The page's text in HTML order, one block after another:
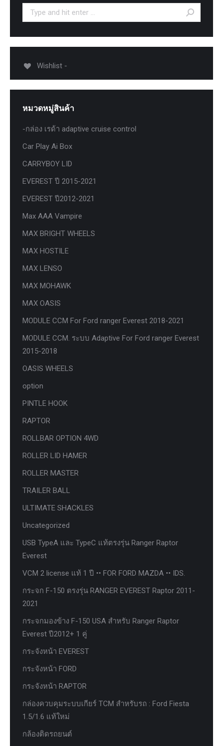
Search:
Wishlist -
หมวดหมู่สินค้า
-กล่อง เรด้า adaptive cruise control
Car Play Ai Box
CARRYBOY LID
EVEREST ปี 2015-2021
EVEREST ปี2012-2021
Max AAA Vampire
MAX BRIGHT WHEELS
MAX HOSTILE
MAX LENSO
MAX MOHAWK
MAX OASIS
MODULE CCM For Ford ranger Everest 2018-2021
MODULE CCM. ระบบ Adaptive For Ford ranger Everest
2015-2018
OASIS WHEELS
option
PINTLE HOOK
RAPTOR
ROLLBAR OPTION 4WD
ROLLER LID HAMER
ROLLER MASTER
TRAILER BALL
ULTIMATE SHACKLES
Uncategorized
USB TypeA และ TypeC แท้ตรงรุ่น Ranger Raptor
Everest
VCM 2 license แท้ 1 ปี •• FOR FORD MAZDA •• IDS.
กระจก F-150 ตรงรุ่น RANGER EVEREST Raptor 2011-
2021
กระจกมองข้าง F-150 USA สำหรับ Ranger Raptor
Everest ปี2012+ 1 คู่
กระจังหน้า EVEREST
กระจังหน้า FORD
กระจังหน้า RAPTOR
กล่องควบคุมระบบเกียร์ TCM สำหรับรถ : Ford Fiesta
1.5/1.6 แท้ใหม่
กล้องติดรถยนต์